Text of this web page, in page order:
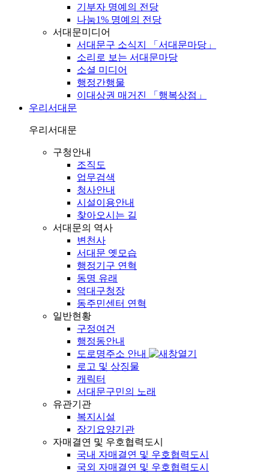
기부자 명예의 전당
나눔1% 명예의 전당
서대문미디어
서대문구 소식지 「서대문마당」
소리로 보는 서대문마당
소셜 미디어
행정간행물
이대상권 매거진 「행복상점」
우리서대문
우리서대문
구청안내
조직도
업무검색
청사안내
시설이용안내
찾아오시는 길
서대문의 역사
변천사
서대문 옛모습
행정기구 연혁
동명 유래
역대구청장
동주민센터 연혁
일반현황
구정여건
행정동안내
도로명주소 안내
로고 및 상징물
캐릭터
서대문구민의 노래
유관기관
복지시설
장기요양기관
자매결연 및 우호협력도시
국내 자매결연 및 우호협력도시
국외 자매결연 및 우호협력도시